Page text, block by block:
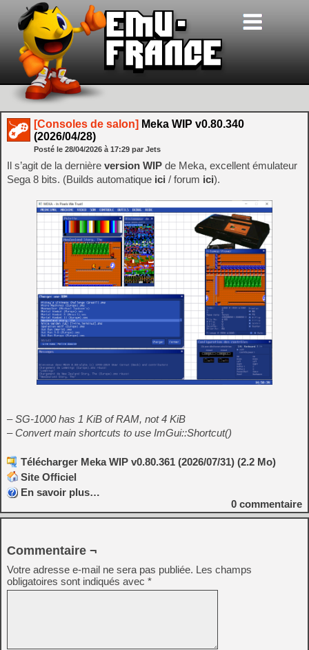
[Consoles de salon] Meka WIP v0.80.340
(2026/04/28)
Posté le 28/04/2026 à 17:29 par Jets
Il s’agit de la dernière version WIP de Meka, excellent émulateur
Sega 8 bits. (Builds automatique ici / forum ici).
– SG-1000 has 1 KiB of RAM, not 4 KiB
– Convert main shortcuts to use ImGui::Shortcut()
Télécharger Meka WIP v0.80.361 (2026/07/31) (2.2 Mo)
Site Officiel
En savoir plus…
0 commentaire
Commentaire ¬
Votre adresse e-mail ne sera pas publiée. Les champs
obligatoires sont indiqués avec *